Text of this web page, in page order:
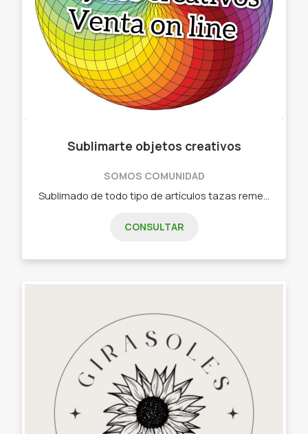
Sublimarte objetos creativos
SOMOS COMUNIDAD
CONSULTAR